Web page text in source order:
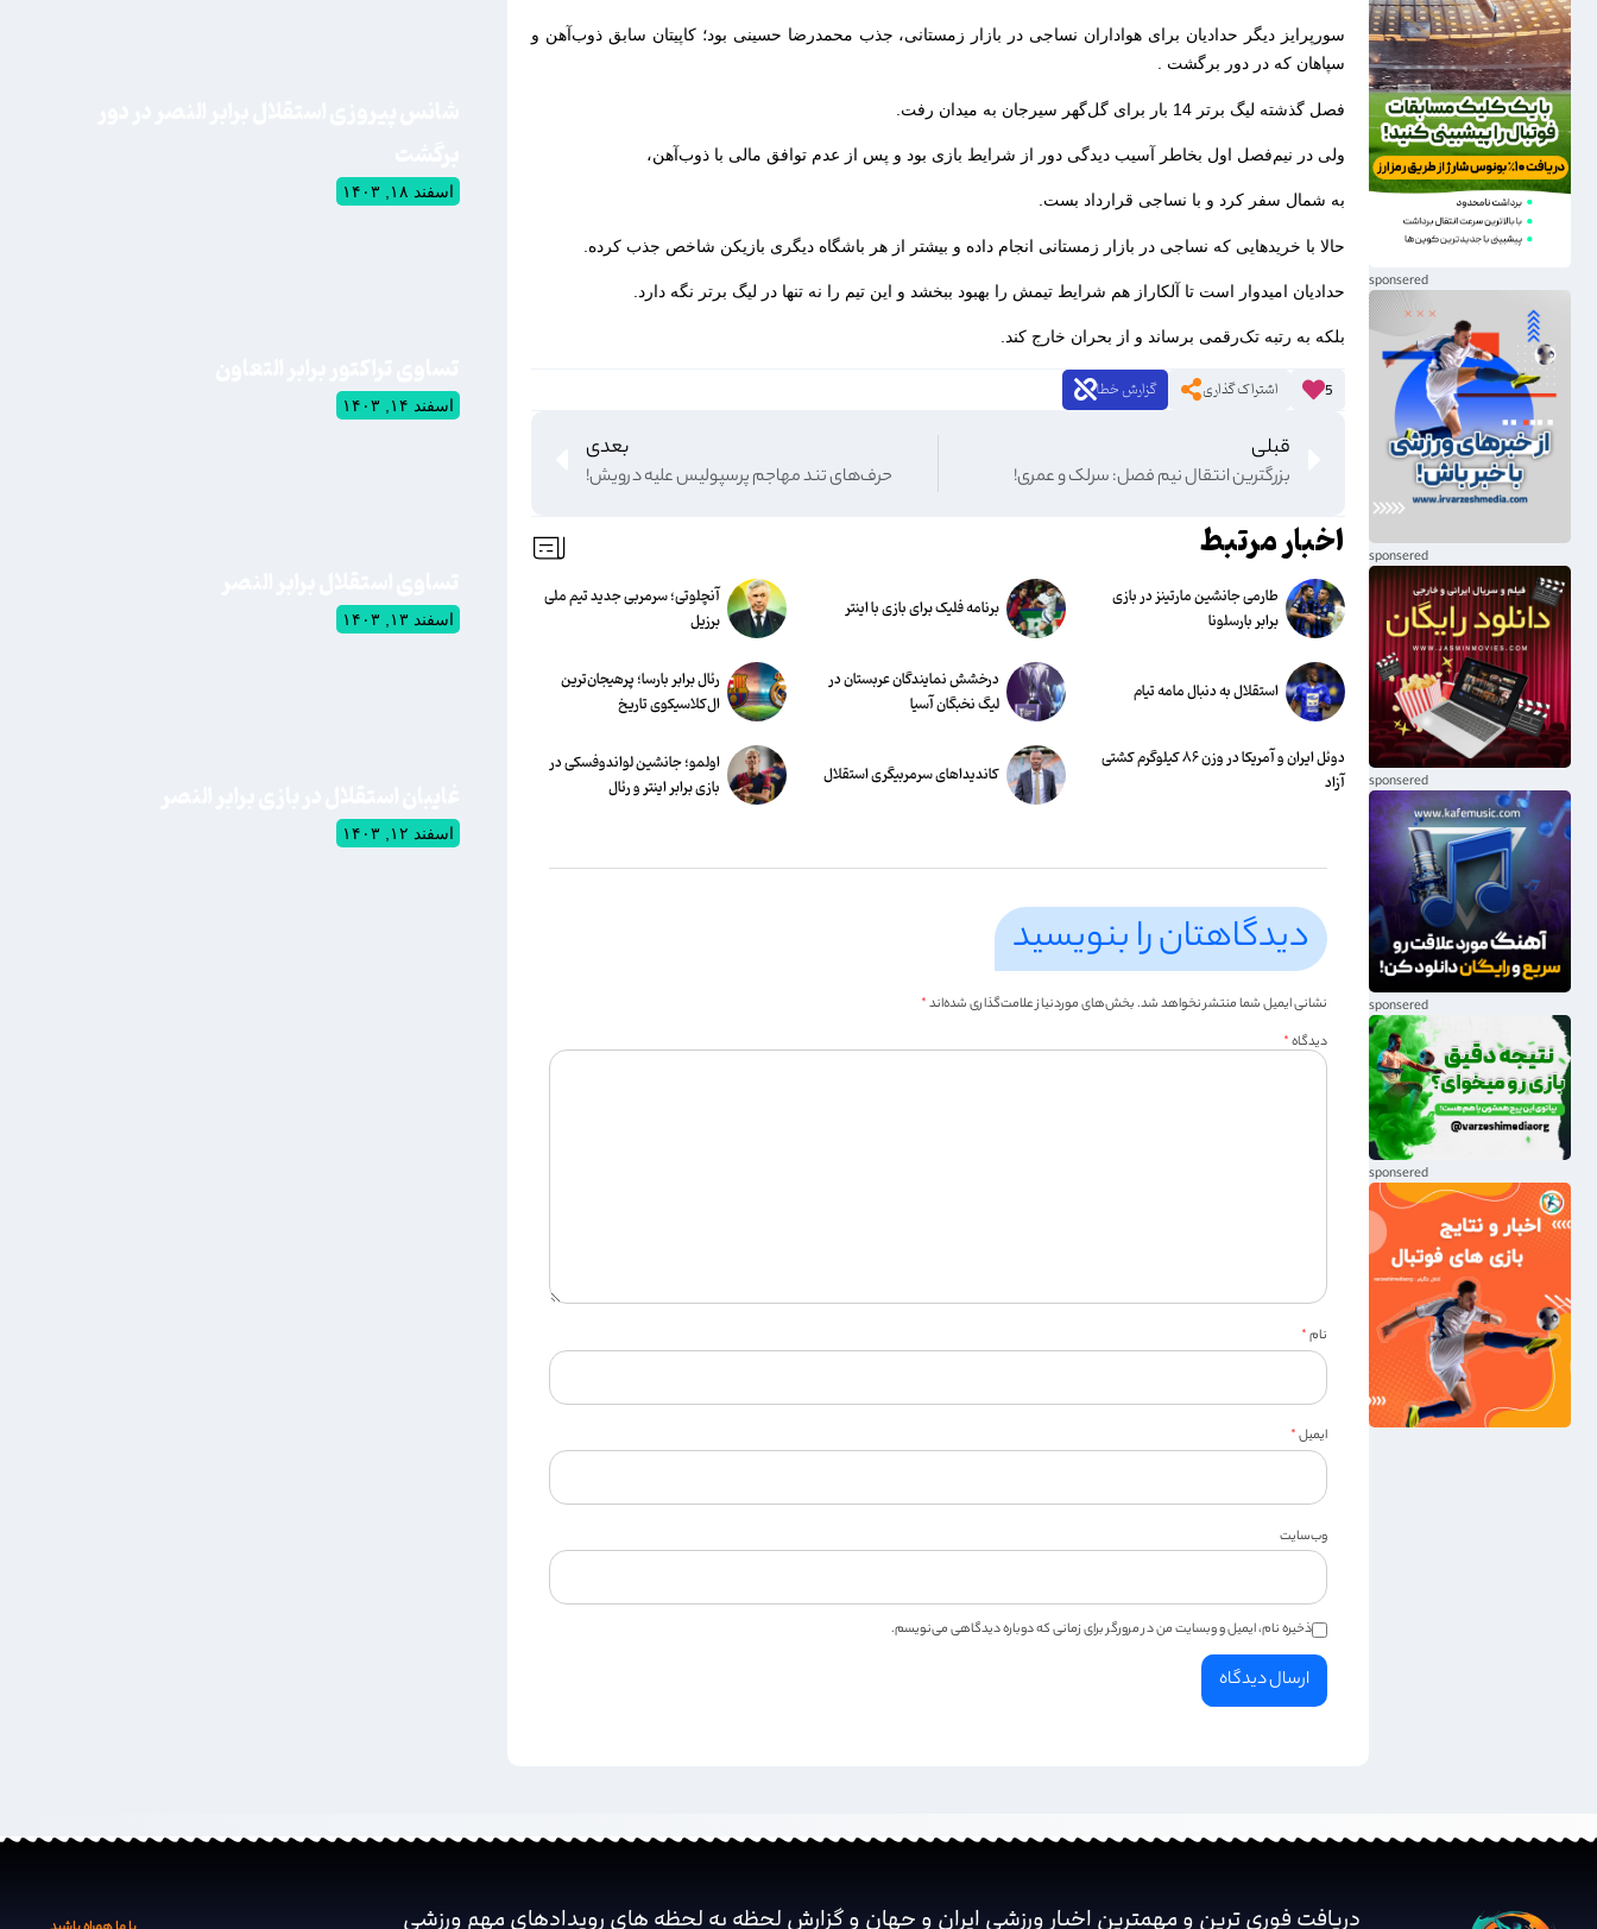
سورپرایز دیگر حدادیان برای هواداران نساجی در بازار زمستانی، جذب محمدرضا حسینی بود؛ کاپیتان سابق ذوب‌آهن و
سپاهان که در دور برگشت .
فصل گذشته لیگ برتر 14 بار برای گل‌گهر سیرجان به میدان رفت.
ولی در نیم‌فصل اول بخاطر آسیب دیدگی دور از شرایط بازی بود و پس از عدم توافق مالی با ذوب‌آهن،
به شمال سفر کرد و با نساجی قرارداد بست.
حالا با خریدهایی که نساجی در بازار زمستانی انجام داده و بیشتر از هر باشگاه دیگری بازیکن شاخص جذب کرده.
حدادیان امیدوار است تا آلکاراز هم شرایط تیمش را بهبود ببخشد و این تیم را نه تنها در لیگ برتر نگه دارد.
بلکه به رتبه تک‌رقمی برساند و از بحران خارج کند.
5 اشتراک گذاری گزارش خطا
قبلی
بزرگترین انتقال نیم فصل: سرلک و عمری!
بعدی
حرف‌های تند مهاجم پرسپولیس علیه درویش!
اخبار مرتبط
طارمی جانشین مارتینز در بازی
برابر بارسلونا
برنامه فلیک برای بازی با اینتر
آنچلوتی؛ سرمربی جدید تیم ملی
برزیل
استقلال به دنبال مامه تیام
درخشش نمایندگان عربستان در
لیگ نخبگان آسیا
رئال برابر بارسا؛ پرهیجان‌‌ترین
ال‌کلاسیکوی تاریخ
دوئل ایران و آمریکا در وزن ۸۶ کیلوگرم کشتی
آزاد
کاندیداهای سرمربیگری استقلال
اولمو؛ جانشین لواندوفسکی در
بازی برابر اینتر و رئال
دیدگاهتان را بنویسید
نشانی ایمیل شما منتشر نخواهد شد.بخش‌های موردنیاز علامت‌گذاری شده‌اند*
دیدگاه*
نام*
ایمیل*
وب‌سایت
ذخیره نام، ایمیل و وبسایت من در مرورگر برای زمانی که دوباره دیدگاهی می‌نویسم.
اسفند ۱۸, ۱۴۰۳
اسفند ۱۴, ۱۴۰۳
اسفند ۱۳, ۱۴۰۳
اسفند ۱۲, ۱۴۰۳
دریافت فوری ترین و مهمترین اخبار ورزشی ایران و جهان و گزارش لحظه به لحظه های رویدادهای مهم ‌ورزشی